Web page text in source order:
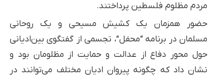
مردم مظلوم فلسطین پرداختند.
حضور همزمان یک کشیش مسیحی و یک روحانی
مسلمان در برنامه “محفل”، تجسمی از گفتگوی بین‌ادیانی
حول محور دفاع از عدالت و حمایت از مظلومان بود و
نشان داد که چگونه پیروان ادیان مختلف می‌توانند در